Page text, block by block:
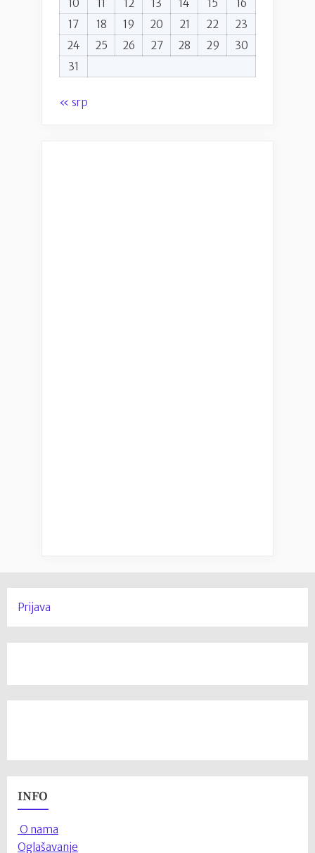
10
11 12 13 14 15
16
17
18 19 20 21 22
23
24
25 26 27 28 29
30
31
« srp
Prijava
INFO
O nama
Oglašavanje